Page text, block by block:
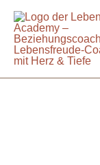
Zum
Inhalt
springen